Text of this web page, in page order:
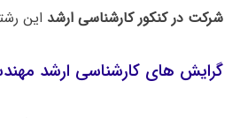
شرکت در کنکور کارشناسی ارشد این
گرایش های کارشناسی ارشد